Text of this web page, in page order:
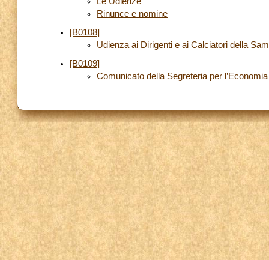
Rinunce e nomine
[B0108]
Udienza ai Dirigenti e ai Calciatori della
[B0109]
Comunicato della Segreteria per l’Economia